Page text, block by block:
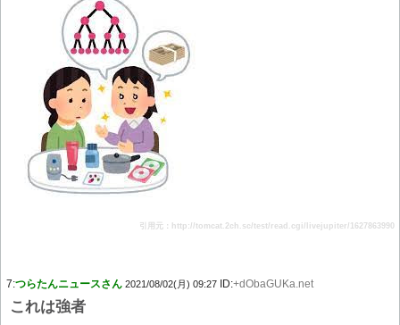
引用元：http://tomcat.2ch.sc/test/read.cgi/livejupiter/1627863990
7:つらたんニュースさん 2021/08/02(月) 09:27 ID:+dObaGUKa.net
これは強者